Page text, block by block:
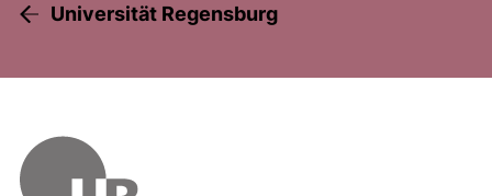
Universität Regensburg